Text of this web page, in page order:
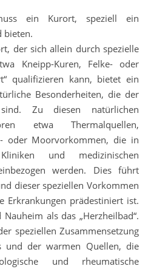
ein Kurort, speziell ein
bieten.
der sich allein durch spezielle
Kneipp-Kuren, Felke- oder
qualifizieren kann, bietet ein
Besonderheiten, die der
Zu diesen natürlichen
etwa Thermalquellen,
oder Moorvorkommen, die in
und medizinischen
werden. Dies führt
dieser speziellen Vorkommen
Erkrankungen prädestiniert ist.
als das „Herzheilbad“.
speziellen Zusammensetzung
und der warmen Quellen, die
und rheumatische